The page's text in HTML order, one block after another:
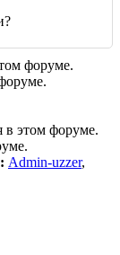
форуме.
в этом форуме.
Admin-uzzer,